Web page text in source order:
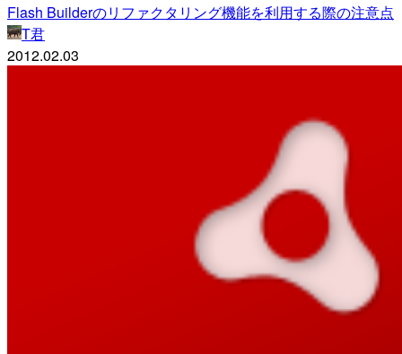
Flash Builderのリファクタリング機能を利用する際の注意点
T君
2012.02.03